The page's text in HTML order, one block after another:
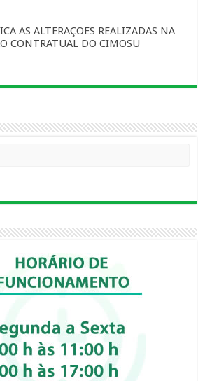
AS ALTERAÇOES REALIZADAS NA
CONTRATUAL DO CIMOSU